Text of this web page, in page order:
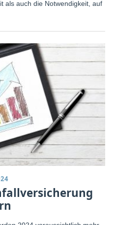
als auch die Notwendigkeit, auf